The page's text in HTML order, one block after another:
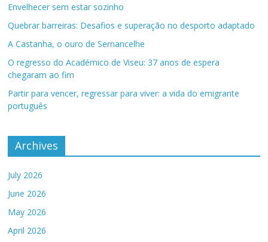
Envelhecer sem estar sozinho
Quebrar barreiras: Desafios e superação no desporto adaptado
A Castanha, o ouro de Sernancelhe
O regresso do Académico de Viseu: 37 anos de espera
chegaram ao fim
Partir para vencer, regressar para viver: a vida do emigrante
português
Archives
July 2026
June 2026
May 2026
April 2026